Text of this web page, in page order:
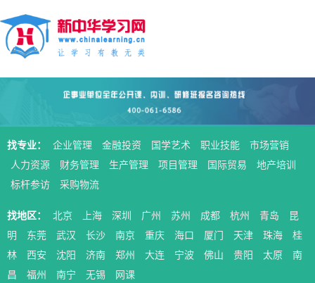
找专业： 企业管理 金融投资 国学艺术 职业技能
市场营销
人力资源
财务管理 生产管理 项目管理 国际贸易
地产培训
标杆参访
采购物流
找地区： 北京 上海 深圳 广州 苏州 成都 杭州 青岛
昆
明
东莞 武汉 长沙 南京 重庆 海口 厦门 天津 珠海
桂
林
西安 沈阳 济南 郑州 大连 宁波 佛山 贵阳 太原
南
昌
福州 南宁 无锡 网课